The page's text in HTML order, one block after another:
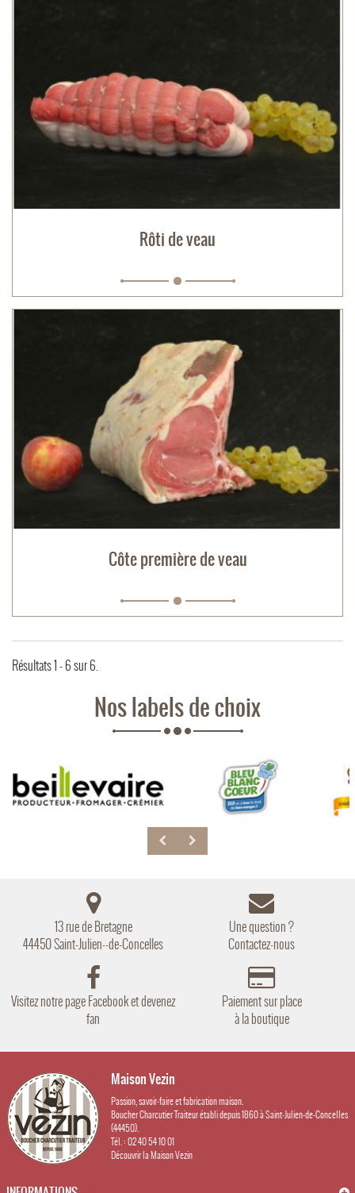
Rôti de veau
Côte première de veau
Résultats 1 - 6 sur 6.
Nos labels de choix
13 rue de Bretagne
44450 Saint-Julien--de-Concelles
Une question ?
Contactez-nous
Visitez notre page Facebook et devenez
fan
Paiement sur place
à la boutique
Maison Vezin
Passion, savoir-faire et fabrication maison.
Boucher Charcutier Traiteur établi depuis 1860 à Saint-Julien-de-Concelles
(44450).
Tél. : 02 40 54 10 01
Découvrir la Maison Vezin